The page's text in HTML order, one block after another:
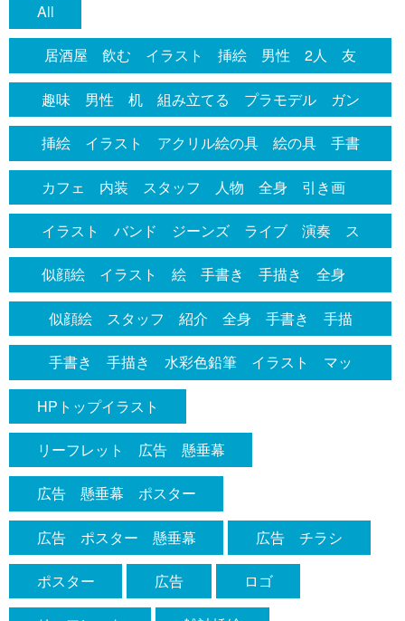
All
居酒屋 飲む イラスト 挿絵 男性 2人 友
人 友達 飲み仲間 仲間 相談 楽しい 愉し
む 居酒屋 日本酒 酒 焼き鳥 カウンター
席 テーブル席 内装 背景あり オリジナルイ
ラスト 手書き 手描き 絵の具 線なし スタ
ッフ 店員 はちまき 店内 客 沢山 話す
挿絵 手書き 手描き メニュー 店内外観 冷
蔵ショーケース 什器 絵の具 色鉛筆画 挿
絵 絵 全身 シンプル オシャレ お洒落 庶
民的 場所 串 焼鳥 肉 福岡
趣味 男性 机 組み立てる プラモデル ガン
ダム 飛行機 部屋 座る 作業 細かい 道
具 棚 飾り棚 展示 並べる 楽しい 色ぬ
り 部品 プラモ 水彩色鉛筆 色鉛筆 アクリ
ル絵の具 絵の具 手書き 手描き 戦車 飾り
棚 作業台 作業机 イラスト 挿絵 オリジナ
ル 紹介 スタッフ プライベート 至福 時
間 空間 マニア
挿絵 イラスト アクリル絵の具 絵の具 手書
き 色鉛筆 手描き オリジナルイラスト 絵
ドライブ 青 車 ロードスター 横 全身
海 海岸 晴天 晴れ 海 ヨット 運転 女
性 スピード 疾走感 かわいい シンプル ア
ナログ 線なし 車体 走る ガードレール 流
れる景色 糸島 雲 青空
カフェ 内装 スタッフ 人物 全身 引き画
全体 広角 話す 会話 女性 ショート シャ
ツ パンツ スニーカー オシャレ お洒落 店
員 話す おしゃべり コップ テーブル ソフ
ァ デザイン シンプル 線なし 手書き 手描
き 色鉛筆 アクリル絵の具 アナログ イラス
ト 挿絵 状況 拭く カウンター 窓 棚
イラスト バンド ジーンズ ライブ 演奏 ス
テージ ライトアップ 三人 歌う ギター ベ
ース アンプ マイク 全身 弾く 手書き 手
描き 女性 男性 かわいい お洒落 線なし
オシャレ
似顔絵 イラスト 絵 手書き 手描き 全身
男性 かわいい オシャレ 写真をもとに 色鉛
筆 線なし エプロン 作業服 真正面
似顔絵 スタッフ 紹介 全身 手書き 手描
き 色鉛筆 線なし かわいい シンプル 写真
を元に 女性 人物 エプロン 笑顔 カワイ
イ
手書き 手描き 水彩色鉛筆 イラスト マッ
プ イラストマップ 建物 ビル テナント 地
図 挿絵 かわいい オシャレ お洒落 シンプ
ル 見やすい 分かりやすい
HPトップイラスト
リーフレット 広告 懸垂幕
広告 懸垂幕 ポスター
広告 ポスター 懸垂幕 広告 チラシ
ポスター 広告 ロゴ